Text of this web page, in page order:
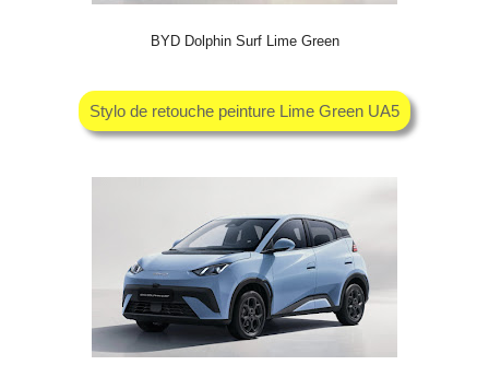
BYD Dolphin Surf Lime Green
Stylo de retouche peinture Lime Green UA5